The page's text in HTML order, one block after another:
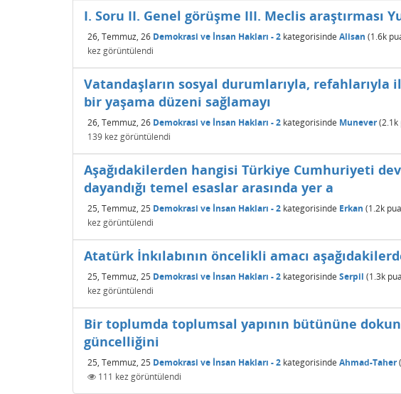
I. Soru II. Genel görüşme III. Meclis araştırması
26, Temmuz, 26 Demokrasi ve İnsan Hakları - 2 kategorisinde Alisan (1.6k
kez görüntülendi
Vatandaşların sosyal durumlarıyla, refahlarıyla
bir yaşama düzeni sağlamayı
26, Temmuz, 26 Demokrasi ve İnsan Hakları - 2 kategorisinde Munever(2.1k
139 kez görüntülendi
Aşağıdakilerden hangisi Türkiye Cumhuriyeti
dayandığı temel esaslar arasında yer a
25, Temmuz, 25 Demokrasi ve İnsan Hakları - 2 kategorisinde Erkan (1.2k
kez görüntülendi
Atatürk İnkılabının öncelikli amacı
25, Temmuz, 25 Demokrasi ve İnsan Hakları - 2 kategorisinde Serpil (1.3k
kez görüntülendi
Bir toplumda toplumsal yapının bütününe
güncelliğini
25, Temmuz, 25 Demokrasi ve İnsan Hakları - 2 kategorisinde Ahmad-Taher(
111 kez görüntülendi